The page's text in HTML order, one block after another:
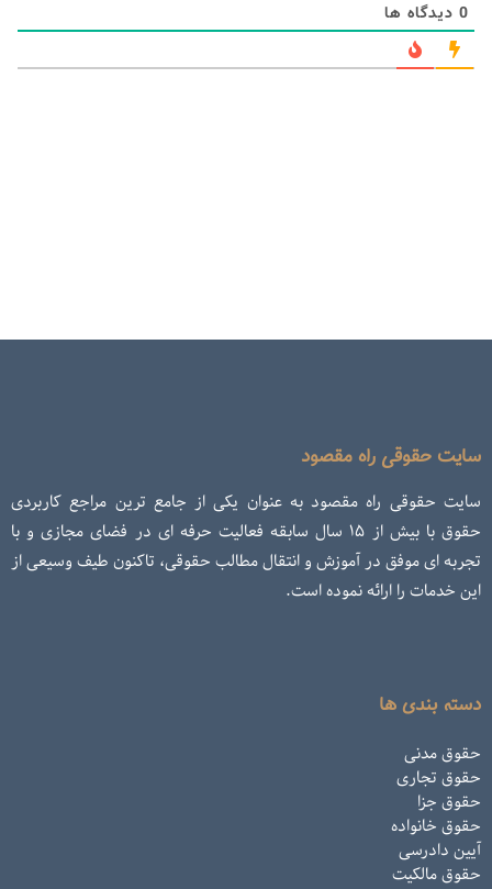
0 دیدگاه ها
سایت حقوقی راه مقصود
سایت حقوقی راه مقصود به عنوان یکی از جامع ترین مراجع کاربردی
حقوق با بیش از ۱۵ سال سابقه فعالیت حرفه ای در فضای مجازی و با
تجربه ای موفق در آموزش و انتقال مطالب حقوقی، تاکنون طیف وسیعی از
این خدمات را ارائه نموده است.
دسته بندی ها
حقوق مدنی
حقوق تجاری
حقوق جزا
حقوق خانواده
آیین دادرسی
حقوق مالکیت